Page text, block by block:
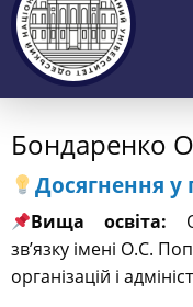
Бондаренко
Досягнення у
Вища освіта:
зв’язку імені О.С.
організацій і